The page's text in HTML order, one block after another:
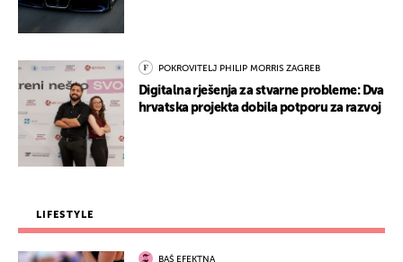
POKROVITELJ PHILIP MORRIS ZAGREB
Digitalna rješenja za stvarne probleme: Dva
hrvatska projekta dobila potporu za razvoj
LIFESTYLE
BAŠ EFEKTNA